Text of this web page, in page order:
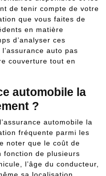
de tenir compte de votre
que vous faites de
en matière
d’analyser ces
auto pas
couverture tout en
automobile la
?
automobile la
fréquente parmi les
noter que le coût de
fonction de plusieurs
l’âge du conducteur,
sa localisation